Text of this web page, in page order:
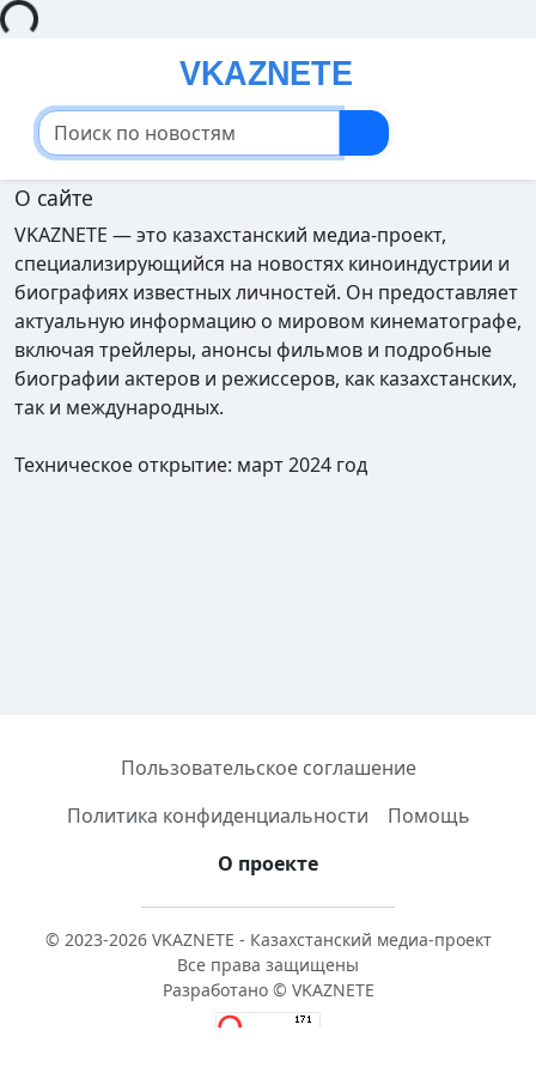
О сайте
VKAZNETE — это казахстанский медиа-проект,
специализирующийся на новостях киноиндустрии и
биографиях известных личностей. Он предоставляет
актуальную информацию о мировом кинематографе,
включая трейлеры, анонсы фильмов и подробные
биографии актеров и режиссеров, как казахстанских,
так и международных.
Техническое открытие: март 2024 год
Пользовательское соглашение
Политика конфиденциальности
Помощь
О проекте
© 2023-2026 VKAZNETE - Казахстанский медиа-проект
Все права защищены
Разработано © VKAZNETE